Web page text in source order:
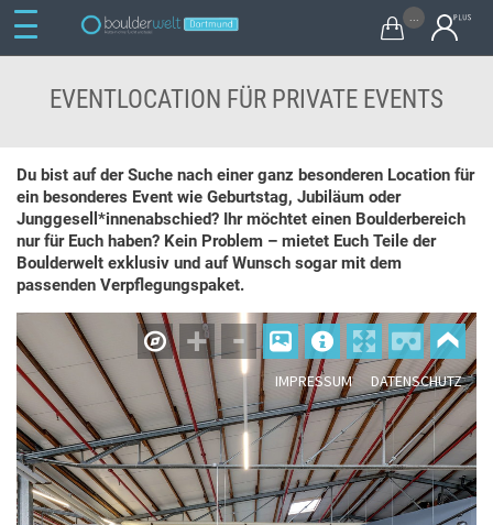

EVENTLOCATION FÜR PRIVATE EVENTS
Du bist auf der Suche nach einer ganz besonderen Location für
ein besonderes Event wie Geburtstag, Jubiläum oder
Junggesell*innenabschied? Ihr möchtet einen Boulderbereich
nur für Euch haben? Kein Problem – mietet Euch Teile der
Boulderwelt exklusiv und auf Wunsch sogar mit dem
passenden Verpflegungspaket.